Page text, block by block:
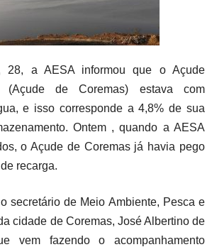
28, a AESA informou que o Açude
(Açude de Coremas) estava com
e isso corresponde a 4,8% de sua
Ontem , quando a AESA
o Açude de Coremas já havia pego
recarga.
secretário de Meio Ambiente, Pesca e
cidade de Coremas, José Albertino de
vem fazendo o acompanhamento